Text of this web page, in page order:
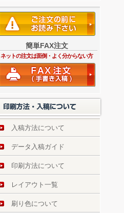
簡単FAX注文
ネットの注文は面倒・よく分からない方
入稿方法について
データ入稿ガイド
印刷方法について
レイアウト一覧
刷り色について